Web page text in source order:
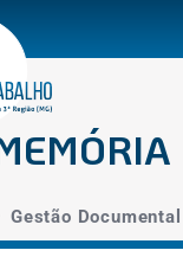
Gestão Documental